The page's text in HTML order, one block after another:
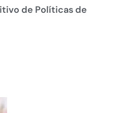
de Políticas de